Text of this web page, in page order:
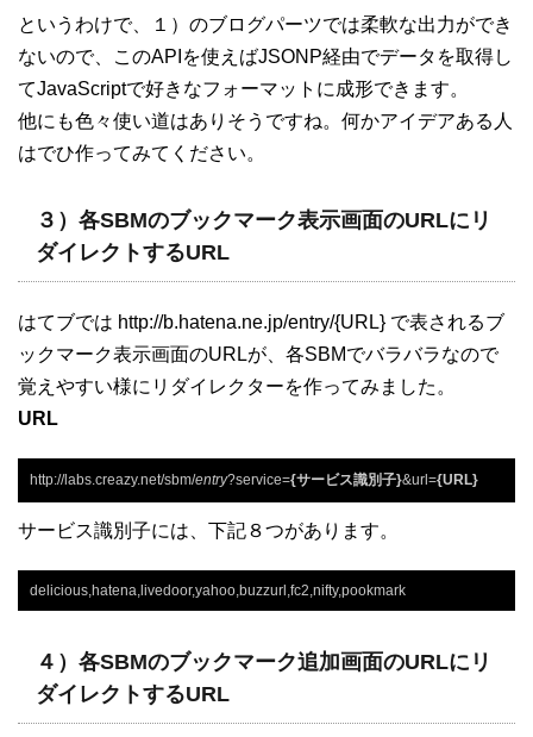
というわけで、１）のブログパーツでは柔軟な出力ができ
ないので、このAPIを使えばJSONP経由でデータを取得し
てJavaScriptで好きなフォーマットに成形できます。
他にも色々使い道はありそうですね。何かアイデアある人
はでひ作ってみてください。
３）各SBMのブックマーク表示画面のURLにリ
ダイレクトするURL
はてブでは http://b.hatena.ne.jp/entry/{URL} で表されるブ
ックマーク表示画面のURLが、各SBMでバラバラなので
覚えやすい様にリダイレクターを作ってみました。
URL
http://labs.creazy.net/sbm/entry?service={サービス識別子}&url={URL}
サービス識別子には、下記８つがあります。
delicious,hatena,livedoor,yahoo,buzzurl,fc2,nifty,pookmark
４）各SBMのブックマーク追加画面のURLにリ
ダイレクトするURL